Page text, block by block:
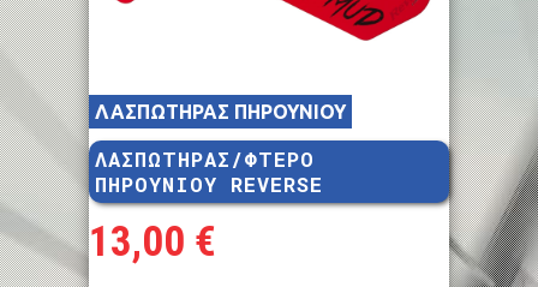
ΛΑΣΠΩΤΗΡΑΣ ΠΗΡΟΥΝΙΟΥ
ΛΑΣΠΩΤΗΡΑΣ/ΦΤΕΡΟ
ΠΗΡΟΥΝΙΟΥ REVERSE
13,00 €